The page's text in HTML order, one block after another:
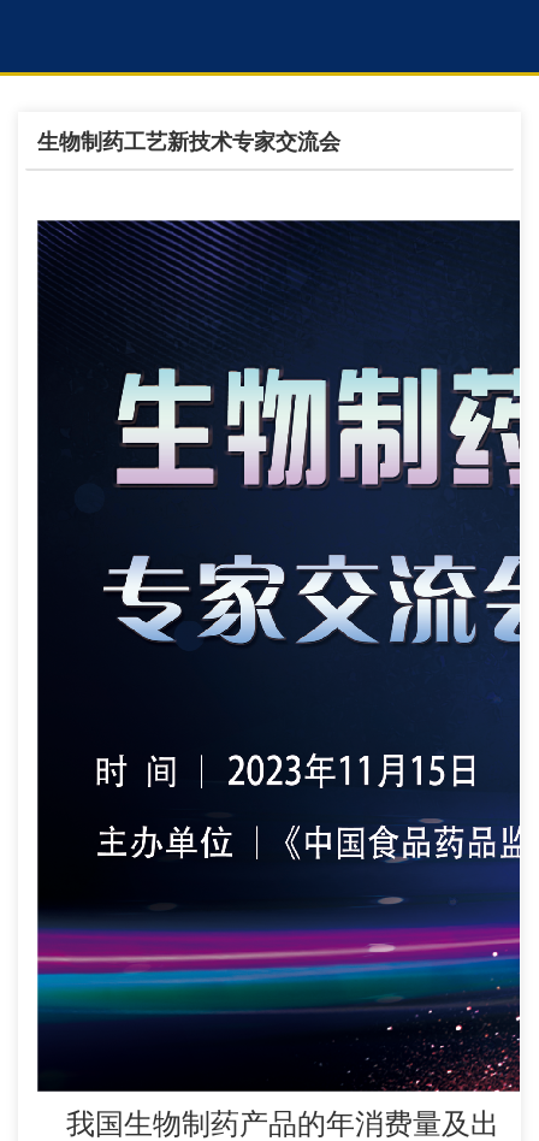
生物制药工艺新技术专家交流会
我国生物制药产品的年消费量及出